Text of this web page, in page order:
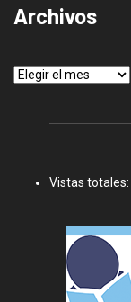
Archivos
Archivos
Vistas totales: